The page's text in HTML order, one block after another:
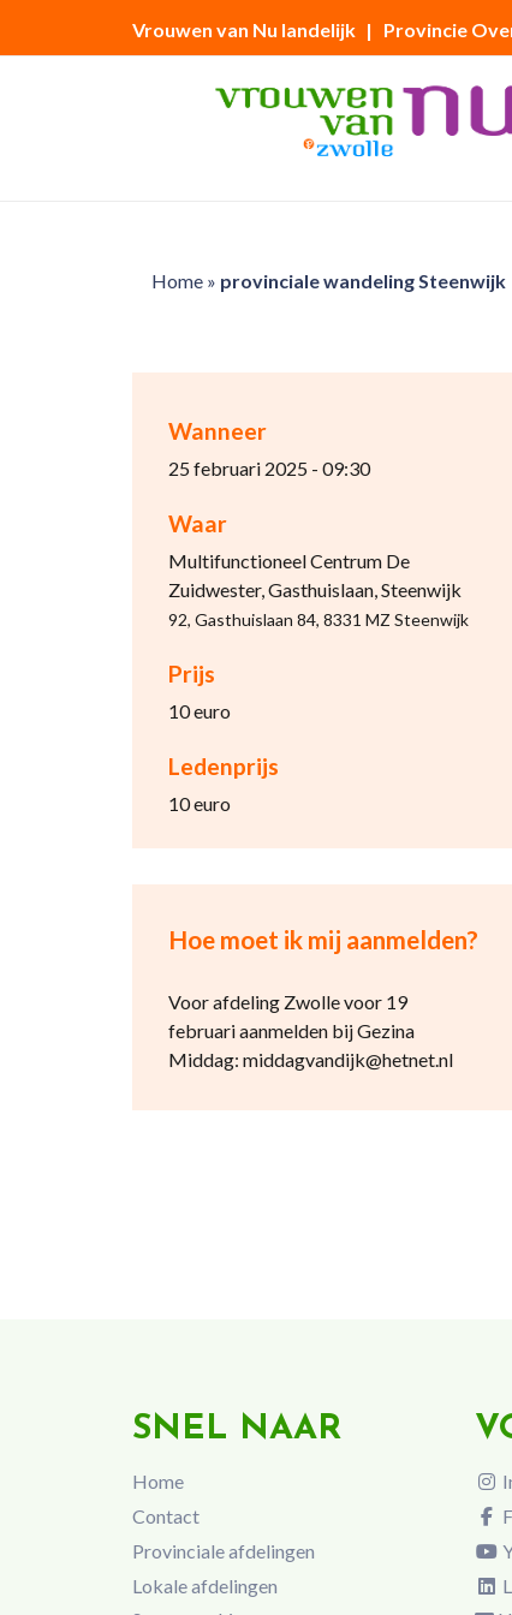
Vrouwen van Nu landelijk | Provincie
Home» provinciale wandeling Steenwijk
Wanneer
25 februari 2025 - 09:30
Waar
Multifunctioneel Centrum De
Zuidwester, Gasthuislaan, Steenwijk
92, Gasthuislaan 84, 8331 MZ Steenwijk
Prijs
10 euro
Ledenprijs
10 euro
Hoe moet ik mij aanmelden?
Voor afdeling Zwolle voor 19
februari aanmelden bij Gezina
Middag: middagvandijk@hetnet.nl
SNEL NAAR
Home
Contact
Provinciale afdelingen
Lokale afdelingen